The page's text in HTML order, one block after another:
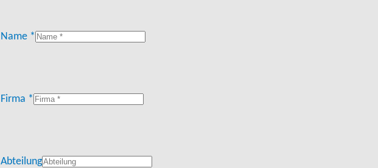
Name *
Firma *
Abteilung